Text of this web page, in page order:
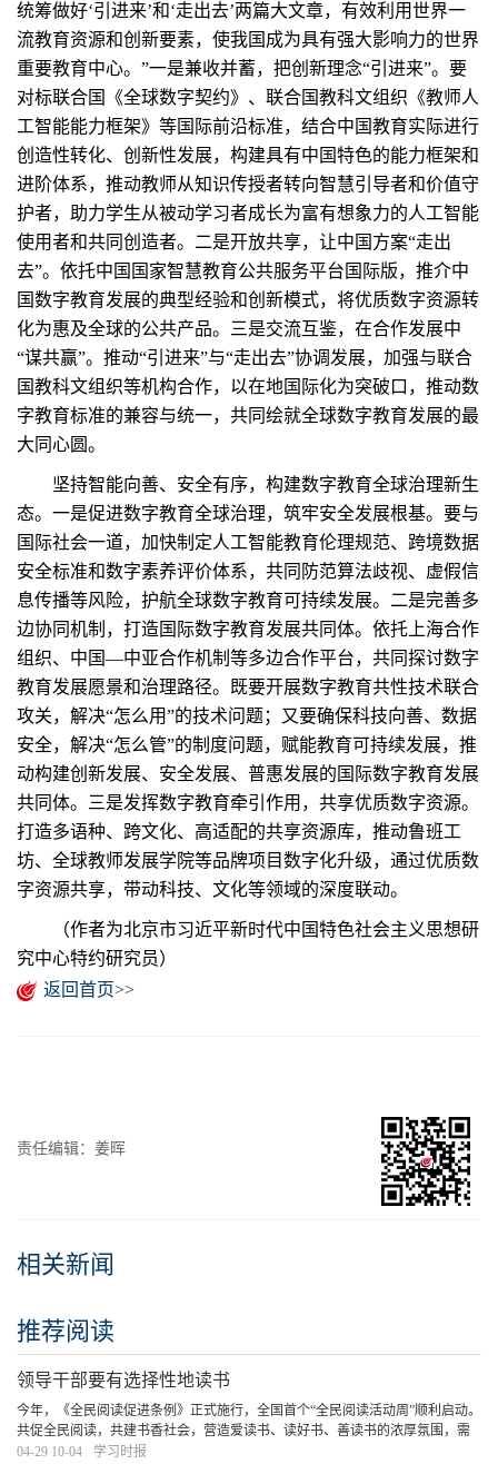
统筹做好‘引进来’和‘走出去’两篇大文章，有效利用世界一
流教育资源和创新要素，使我国成为具有强大影响力的世界
重要教育中心。”一是兼收并蓄，把创新理念“引进来”。要
对标联合国《全球数字契约》、联合国教科文组织《教师人
工智能能力框架》等国际前沿标准，结合中国教育实际进行
创造性转化、创新性发展，构建具有中国特色的能力框架和
进阶体系，推动教师从知识传授者转向智慧引导者和价值守
护者，助力学生从被动学习者成长为富有想象力的人工智能
使用者和共同创造者。二是开放共享，让中国方案“走出
去”。依托中国国家智慧教育公共服务平台国际版，推介中
国数字教育发展的典型经验和创新模式，将优质数字资源转
化为惠及全球的公共产品。三是交流互鉴，在合作发展中
“谋共赢”。推动“引进来”与“走出去”协调发展，加强与联合
国教科文组织等机构合作，以在地国际化为突破口，推动数
字教育标准的兼容与统一，共同绘就全球数字教育发展的最
大同心圆。
坚持智能向善、安全有序，构建数字教育全球治理新生
态。一是促进数字教育全球治理，筑牢安全发展根基。要与
国际社会一道，加快制定人工智能教育伦理规范、跨境数据
安全标准和数字素养评价体系，共同防范算法歧视、虚假信
息传播等风险，护航全球数字教育可持续发展。二是完善多
边协同机制，打造国际数字教育发展共同体。依托上海合作
组织、中国—中亚合作机制等多边合作平台，共同探讨数字
教育发展愿景和治理路径。既要开展数字教育共性技术联合
攻关，解决“怎么用”的技术问题；又要确保科技向善、数据
安全，解决“怎么管”的制度问题，赋能教育可持续发展，推
动构建创新发展、安全发展、普惠发展的国际数字教育发展
共同体。三是发挥数字教育牵引作用，共享优质数字资源。
打造多语种、跨文化、高适配的共享资源库，推动鲁班工
坊、全球教师发展学院等品牌项目数字化升级，通过优质数
字资源共享，带动科技、文化等领域的深度联动。
（作者为北京市习近平新时代中国特色社会主义思想研
究中心特约研究员）
返回首页>>
责任编辑：姜晖
相关新闻
推荐阅读
领导干部要有选择性地读书
今年，《全民阅读促进条例》正式施行，全国首个“全民阅读活动周”顺利启动。
共促全民阅读，共建书香社会，营造爱读书、读好书、善读书的浓厚氛围，需
要领导干部率先垂范，既要在“爱读书”“善读书”上下功夫，更要在“读好书”上见
04-29 10-04 学习时报